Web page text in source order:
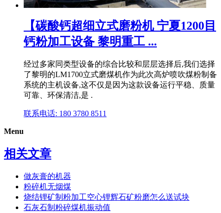
【碳酸钙超细立式磨粉机 宁夏1200目
钙粉加工设备 黎明重工 ...
经过多家同类型设备的综合比较和层层选择后,我们选择
了黎明的LM1700立式磨煤机作为此次高炉喷吹煤粉制备
系统的主机设备,这不仅是因为这款设备运行平稳、质量
可靠、环保清洁,是 .
联系电话: 180 3780 8511
Menu
相关文章
做灰膏的机器
粉碎机无烟煤
烧结锂矿制粉加工空心锂辉石矿粉磨怎么送试块
石灰石制粉碎煤机振动值